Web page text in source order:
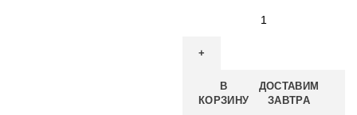
В
КОРЗИНУ
ДОСТАВИМ
ЗАВТРА